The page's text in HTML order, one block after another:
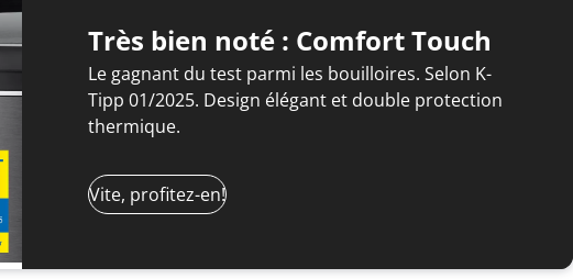
Très bien noté : Comfort Touch
Le gagnant du test parmi les bouilloires. Selon K-
Tipp 01/2025. Design élégant et double protection
thermique.
Vite, profitez-en!